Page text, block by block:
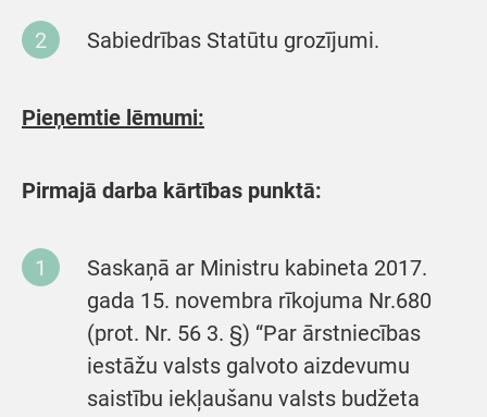
Sabiedrības Statūtu grozījumi.
Pieņemtie lēmumi:
Pirmajā darba kārtības punktā:
Saskaņā ar Ministru kabineta 2017.
gada 15. novembra rīkojuma Nr.680
(prot. Nr. 56 3. §) “Par ārstniecības
iestāžu valsts galvoto aizdevumu
saistību iekļaušanu valsts budžeta